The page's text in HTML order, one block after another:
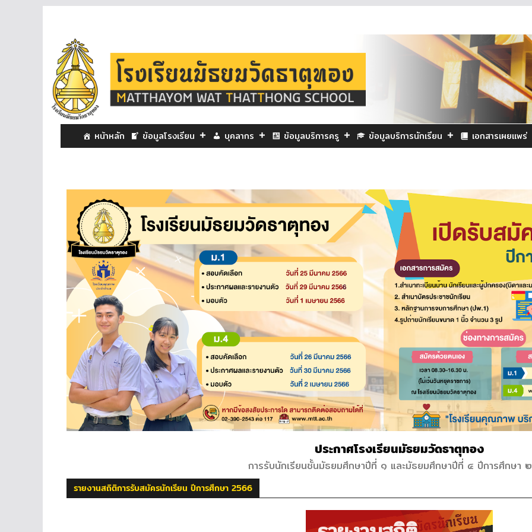
หน้าหลัก ข้อมูลโรงเรียน บุคลากร ข้อมูลบริการครู ข้อมูลบริการนักเรียน เอกสารเผยแพร่
ประกาศโรงเรียนมัธยมวัดธาตุทอง
การรับนักเรียนชั้นมัธยมศึกษาปีที่ ๑ และมัธยมศึกษาปีที่ ๔ ปีการศึกษา
รายงานสถิติการรับสมัครนักเรียน ปีการศึกษา 2566